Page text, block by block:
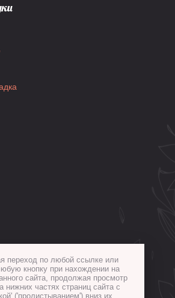
д.36, стр.1а
переход по любой ссылке или
кнопку при нахождении на
сайта, продолжая просмотр
нижних частях страниц сайта с
('пролистыванием') вниз их